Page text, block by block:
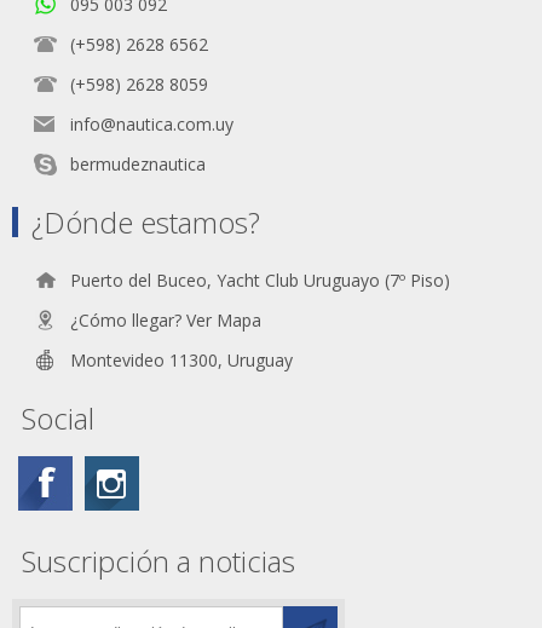
(+598) 2628 6562
(+598) 2628 8059
info@nautica.com.uy
bermudeznautica
¿Dónde estamos?
Puerto del Buceo, Yacht Club Uruguayo (7º Piso)
¿Cómo llegar? Ver Mapa
Montevideo 11300, Uruguay
Social
Suscripción a noticias